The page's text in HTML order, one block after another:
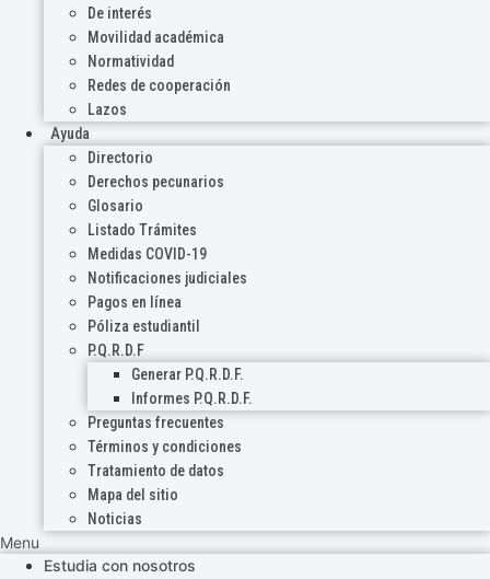
De interés
Movilidad académica
Normatividad
Redes de cooperación
Lazos
Ayuda
Directorio
Derechos pecunarios
Glosario
Listado Trámites
Medidas COVID-19
Notificaciones judiciales
Pagos en línea
Póliza estudiantil
P.Q.R.D.F
Generar P.Q.R.D.F.
Informes P.Q.R.D.F.
Preguntas frecuentes
Términos y condiciones
Tratamiento de datos
Mapa del sitio
Noticias
Menu
Estudia con nosotros